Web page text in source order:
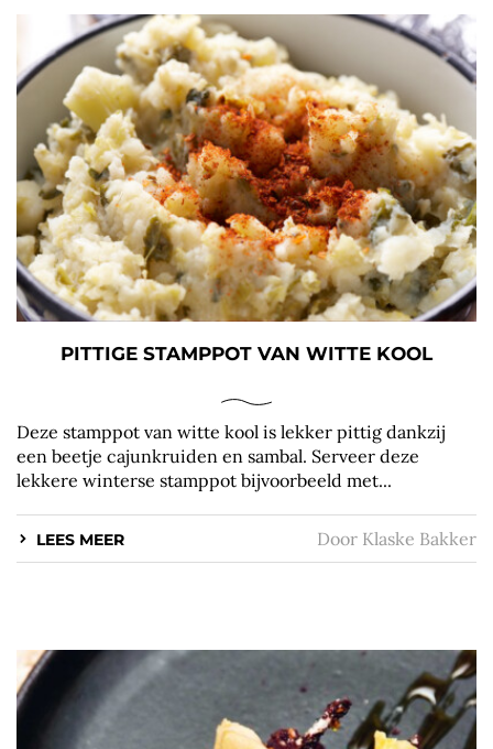
PITTIGE STAMPPOT VAN WITTE KOOL
Deze stamppot van witte kool is lekker pittig dankzij
een beetje cajunkruiden en sambal. Serveer deze
lekkere winterse stamppot bijvoorbeeld met...
LEES MEER Door Klaske Bakker